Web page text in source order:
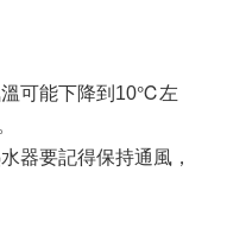
溫可能下降到10℃左
器要記得保持通風，